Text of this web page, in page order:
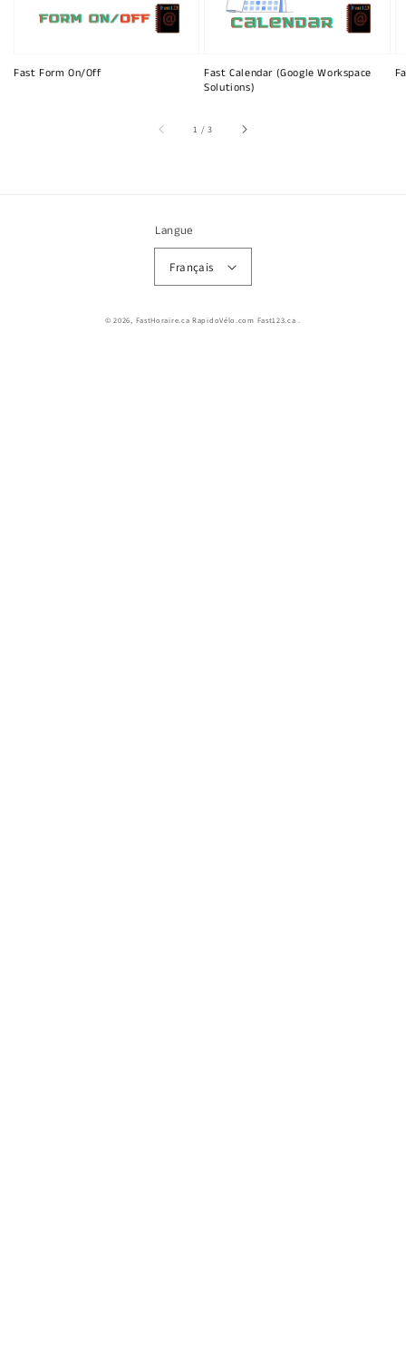
Fast Form On/Off
Fast Calendar (Google Workspace
Solutions)
1 /sur
3
Langue
Français
© 2026, FastHoraire.ca RapidoVélo.com Fast123.ca .